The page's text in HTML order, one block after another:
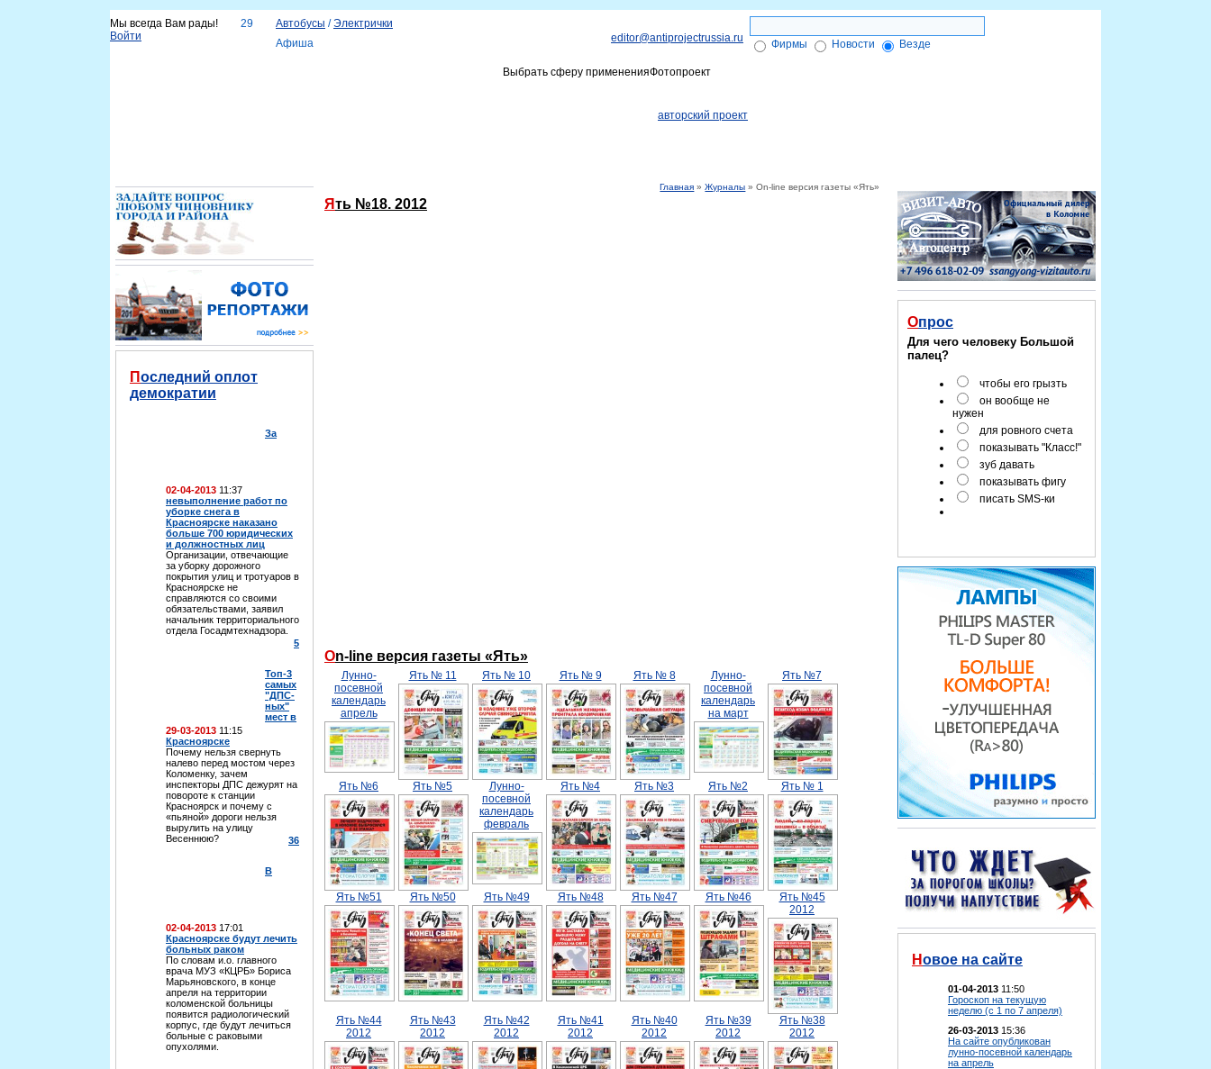
Мы всегда Вам рады!
Войти
29 Автобусы /Электрички
Афиша
Фирмы Новости Везде
editor@antiprojectrussia.ru
Выбрать сферу примененияФотопроект
авторский проект
Последний оплот
демократии
02-04-2013 11:37
За
невыполнение работ по
уборке снега в
Красноярске наказано
больше 700 юридических
и должностных лиц
Организации, отвечающие
за уборку дорожного
покрытия улиц и тротуаров в
Красноярске не
справляются со своими
обязательствами, заявил
начальник территориального
отдела Госадмтехнадзора.
5
29-03-2013 11:15
Топ-3
самых
"ДПС-
ных"
мест в
Красноярске
Почему нельзя свернуть
налево перед мостом через
Коломенку, зачем
инспекторы ДПС дежурят на
повороте к станции
Красноярск и почему с
«пьяной» дороги нельзя
вырулить на улицу
Весеннюю?
36
02-04-2013 17:01
В
Красноярске будут лечить
больных раком
По словам и.о. главного
врача МУЗ «КЦРБ» Бориса
Марьяновского, в конце
апреля на территории
коломенской больницы
появится радиологический
корпус, где будут лечиться
больные с раковыми
опухолями.
Главная »Журналы » On-line версия газеты «Ять»
Ять №18. 2012
On-line версия газеты «Ять»
Лунно-
посевной
календарь
апрель
Ять № 11 Ять № 10 Ять № 9 Ять № 8
Лунно-
посевной
календарь
на март
Ять №7
Ять №6 Ять №5
Лунно-
посевной
календарь
февраль
Ять №4 Ять №3 Ять №2 Ять № 1
Ять №51 Ять №50 Ять №49 Ять №48 Ять №47 Ять №46
Ять №45
2012
Ять №44
2012
Ять №43
2012
Ять №42
2012
Ять №41
2012
Ять №40
2012
Ять №39
2012
Ять №38
2012
Опрос
Для чего человеку Большой
палец?
чтобы его грызть
он вообще не
нужен
для ровного счета
показывать "Класс!"
зуб давать
показывать фигу
писать SMS-ки
Новое на сайте
01-04-2013 11:50
Гороскоп на текущую
неделю (с 1 по 7 апреля)
26-03-2013 15:36
На сайте опубликован
лунно-посевной календарь
на апрель